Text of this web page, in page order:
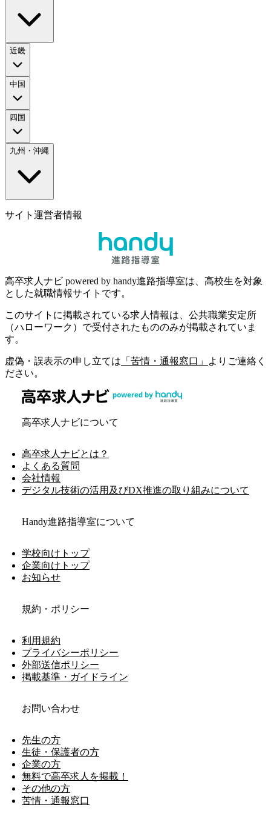
近畿
中国
四国
九州・沖縄
サイト運営者情報
高卒求人ナビ powered by handy進路指導室は、高校生を対象
とした就職情報サイトです。
このサイトに掲載されている求人情報は、公共職業安定所
（ハローワーク）で受付されたもののみが掲載されていま
す。
虚偽・誤表示の申し立ては 「苦情・通報窓口」
よりご連絡く
ださい。
高卒求人ナビについて
高卒求人ナビとは？
よくある質問
会社情報
デジタル技術の活用及びDX推進の取り組みについて
Handy進路指導室について
学校向けトップ
企業向けトップ
お知らせ
規約・ポリシー
利用規約
プライバシーポリシー
外部送信ポリシー
掲載基準・ガイドライン
お問い合わせ
先生の方
生徒・保護者の方
企業の方
無料で高卒求人を掲載！
その他の方
苦情・通報窓口